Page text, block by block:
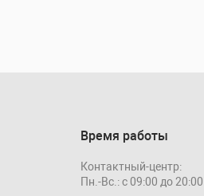
Время работы
Контактный-центр:
Пн.-Вс.: с 09:00 до 20:00